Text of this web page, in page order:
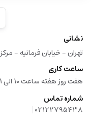
نشانی
تهران - خیابان فرمانیه -
ساعت کاری
هفت روز هفته ساعت ۱۰ الی ۲۱ ( مراجعه حضوری با هماهنگی قبلی )
شماره تماس
02122795438
|